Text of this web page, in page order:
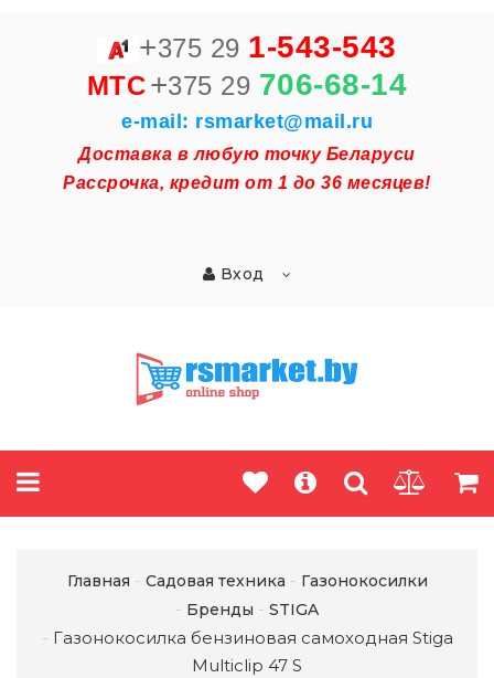
+375 29 1-543-543
MTC+375 29 706-68-14
e-mail: rsmarket@mail.ru
Доставка в любую точку Беларуси
Рассрочка, кредит от 1 до 36 месяцев!
Вход
Главная Садовая техника
Газонокосилки
Бренды
STIGA
Газонокосилка бензиновая самоходная Stiga
Multiclip 47 S